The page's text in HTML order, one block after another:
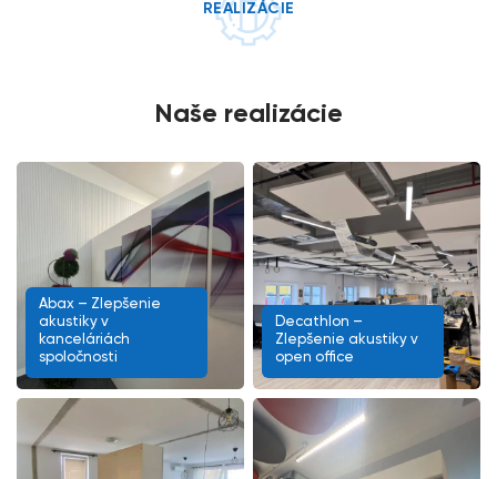
REALIZÁCIE
Naše realizácie
Abax – Zlepšenie
akustiky v
kanceláriách
spoločnosti
Decathlon –
Zlepšenie akustiky v
open office